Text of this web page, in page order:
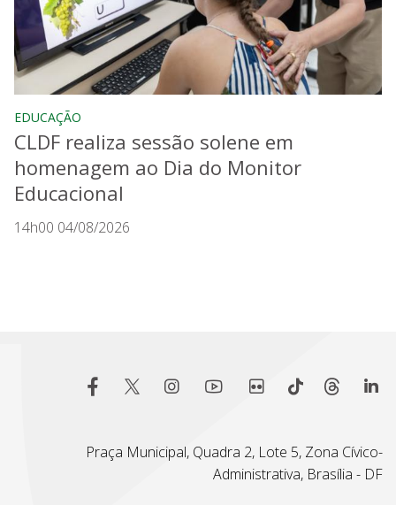
EDUCAÇÃO
CLDF realiza sessão solene em
homenagem ao Dia do Monitor
Educacional
14h00 04/08/2026
Praça Municipal, Quadra 2, Lote 5, Zona Cívico-
Administrativa, Brasília - DF